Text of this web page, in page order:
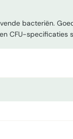
bacteriën.
CFU-specificaties